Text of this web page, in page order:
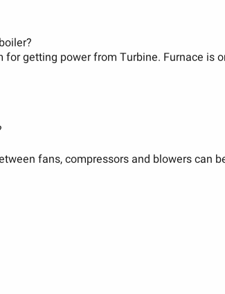
?What is the difference between a furnace and a boiler
getting power from Turbine. Furnace is
fans, compressors and blowers can